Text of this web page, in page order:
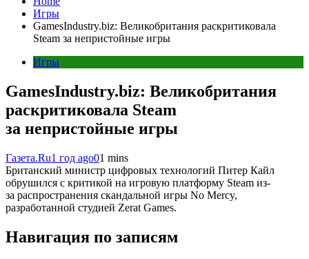
Игры
GamesIndustry.biz: Великобритания раскритиковала
Steam за непристойные игры
Игры
GamesIndustry.biz: Великобритания
раскритиковала Steam
за непристойные игры
Газета.Ru1 год ago01 mins
Британский министр цифровых технологий Питер Кайл
обрушился с критикой на игровую платформу Steam из-
за распространения скандальной игры No Mercy,
разработанной студией Zerat Games.
Навигация по записям